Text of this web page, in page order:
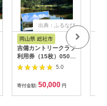
出典：ふるなび
岡山県 総社市
吉備カントリークラブ
利用券（15枚）050-
005
5.0
寄付金額: 50,000 円